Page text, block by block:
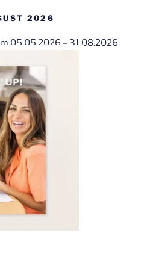
2026
05.05.2026 – 31.08.2026